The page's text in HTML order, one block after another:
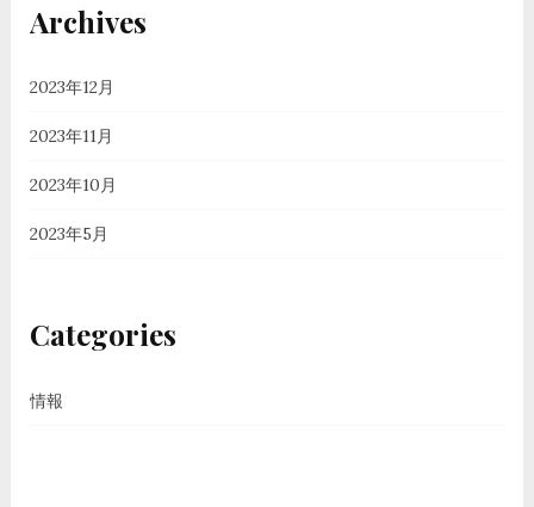
Archives
2023年12月
2023年11月
2023年10月
2023年5月
Categories
情報